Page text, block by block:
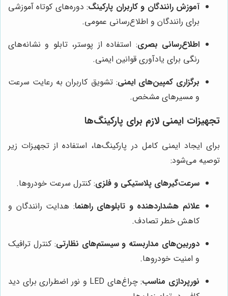
آموزش رانندگان و کاربران پارکینگ: دوره‌های کوتاه آموزشی
برای رانندگان و اطلاع‌رسانی عمومی.
اطلاع‌رسانی بصری: استفاده از پوستر، تابلو و نشانه‌های
رنگی برای یادآوری قوانین ایمنی.
برگزاری کمپین‌های ایمنی: تشویق کاربران به رعایت سرعت
و مسیرهای مشخص.
تجهیزات ایمنی لازم برای پارکینگ‌ها
برای ایجاد ایمنی کامل در پارکینگ‌ها، استفاده از تجهیزات زیر
توصیه می‌شود:
سرعت‌گیرهای پلاستیکی و فلزی: کنترل سرعت خودروها.
علائم هشداردهنده و تابلوهای راهنما: هدایت رانندگان و
کاهش خطر تصادف.
دوربین‌های مداربسته و سیستم‌های نظارتی: کنترل ترافیک
و امنیت خودروها.
نورپردازی مناسب
: چراغ‌های LED و نور اضطراری برای دید